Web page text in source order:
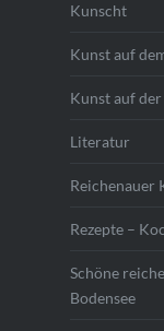
Kunscht
Kunst auf
Kunst auf der
Literatur
Reichenauer
Rezepte –
Schöne
Bodensee